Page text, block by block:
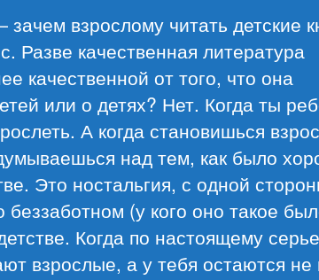
зачем взрослому читать детские
Разве качественная литература
качественной от того, что она
или о детях? Нет. Когда ты
А когда становишься
над тем, как было
Это ностальгия, с одной
беззаботном (у кого оно такое
Когда по настоящему
взрослые, а у тебя остаются не